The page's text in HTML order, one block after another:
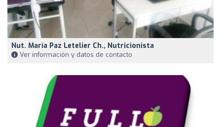
Nut. María Paz Letelier Ch., Nutricionista
Ver información y datos de contacto